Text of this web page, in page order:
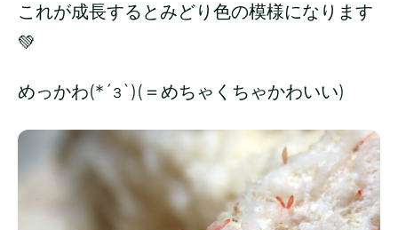
これが成長するとみどり色の模様になります
💚
めっかわ(*´з`)(＝めちゃくちゃかわいい)